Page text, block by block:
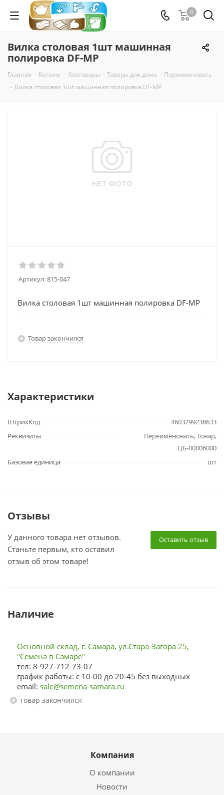
0
Вилка столовая 1шт машинная
полировка DF-MP
Главная - Каталог - Хозтовары - Товары для дома - Переименовать
- Вилка столовая 1шт машинная полировка DF-MP
Артикул:815-047
Вилка столовая 1шт машинная полировка DF-MP
Товар закончился
Характеристики
ШтрихКод
4603299238633
Реквизиты
Переименовать, Товар,
ЦБ-00006000
Базовая единица
шт
Отзывы
Оставить отзыв
У данного товара нет отзывов.
Станьте первым, кто оставил
отзыв об этом товаре!
Наличие
Основной склад, г. Самара, ул.Стара-Загора 25,
"Семена в Самаре"
тел: 8-927-712-73-07
график работы: с 10-00 до 20-45 без выходных
email: sale@semena-samara.ru
Товар закончился
Компания
О компании
Новости